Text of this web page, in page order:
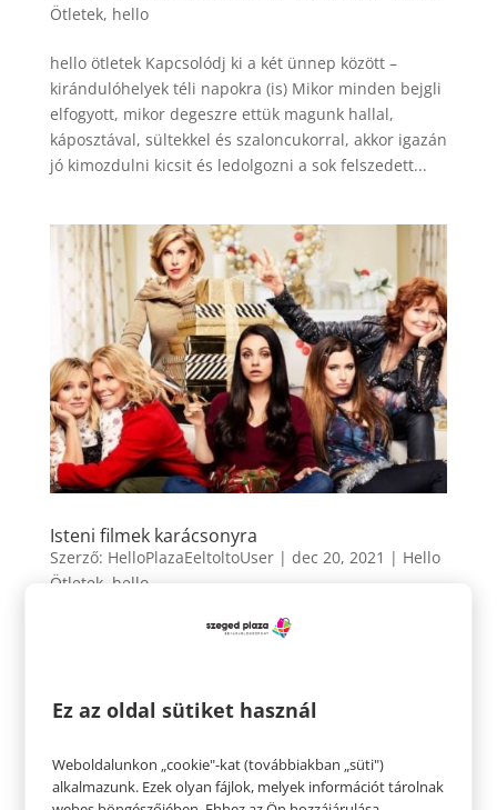
Ötletek, hello
hello ötletek Kapcsolódj ki a két ünnep között –
kirándulóhelyek téli napokra (is) Mikor minden bejgli
elfogyott, mikor degeszre ettük magunk hallal,
káposztával, sültekkel és szaloncukorral, akkor igazán
jó kimozdulni kicsit és ledolgozni a sok felszedett...
Isteni filmek karácsonyra
Szerző: HelloPlazaEeltoltoUser| dec 20, 2021 | Hello
Ötletek, hello
hello ötletek Isteni filmek karácsonyra A karácsony a
családi evések, társasjáték -partik mellett a
filmek, amiket...
Ez az oldal sütiket használ
Weboldalunkon „cookie"-kat (továbbiakban „süti")
alkalmazunk. Ezek olyan fájlok, melyek információt tárolnak